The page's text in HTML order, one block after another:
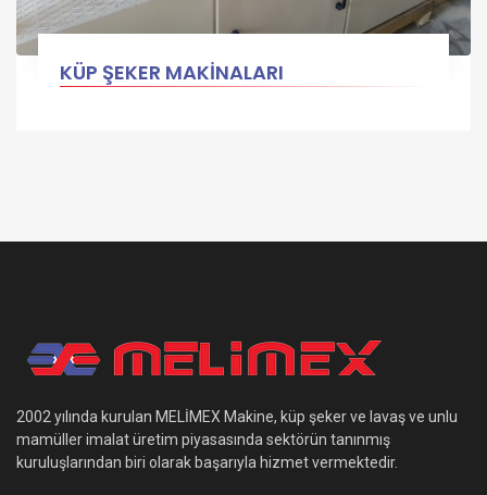
KÜP ŞEKER MAKİNALARI
2002 yılında kurulan MELİMEX Makine, küp şeker ve lavaş ve unlu
mamüller imalat üretim piyasasında sektörün tanınmış
kuruluşlarından biri olarak başarıyla hizmet vermektedir.